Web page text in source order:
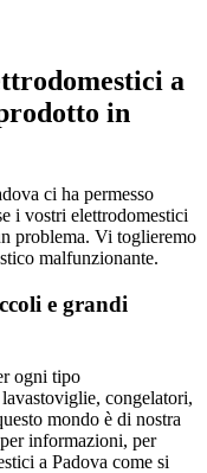
a
in
ci ha permesso
i vostri elettrodomestici
problema. Vi toglieremo
malfunzionante.
e grandi
ogni tipo
congelatori,
mondo è di nostra
informazioni, per
a Padova come si